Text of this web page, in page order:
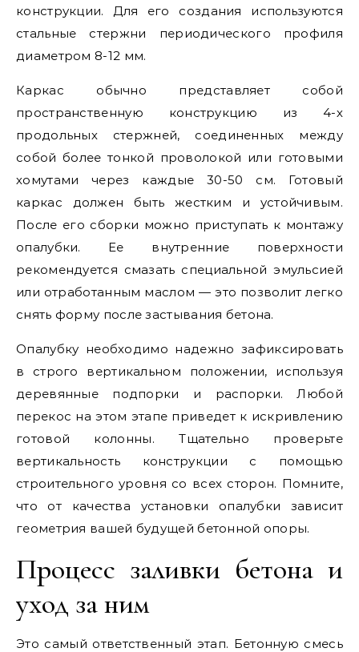
конструкции. Для его создания используются
стальные стержни периодического профиля
диаметром 8-12 мм.
Каркас обычно представляет собой
пространственную конструкцию из 4-х
продольных стержней, соединенных между
собой более тонкой проволокой или готовыми
хомутами через каждые 30-50 см. Готовый
каркас должен быть жестким и устойчивым.
После его сборки можно приступать к монтажу
опалубки. Ее внутренние поверхности
рекомендуется смазать специальной эмульсией
или отработанным маслом — это позволит легко
снять форму после застывания бетона.
Опалубку необходимо надежно зафиксировать
в строго вертикальном положении, используя
деревянные подпорки и распорки. Любой
перекос на этом этапе приведет к искривлению
готовой колонны. Тщательно проверьте
вертикальность конструкции с помощью
строительного уровня со всех сторон. Помните,
что от качества установки опалубки зависит
геометрия вашей будущей бетонной опоры.
Процесс заливки бетона и
уход за ним
Это самый ответственный этап. Бетонную смесь